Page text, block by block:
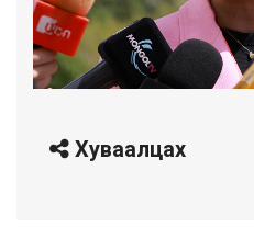
Хуваалцах